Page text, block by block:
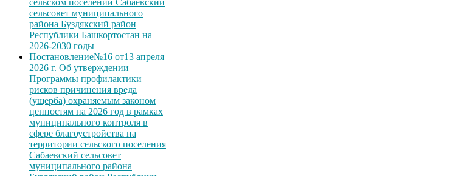
сельсовет муниципального
района Буздякский район
Республики Башкортостан на
2026-2030 годы
Постановление№16 от13 апреля
2026 г. Об утверждении
Программы профилактики
рисков причинения вреда
(ущерба) охраняемым законом
ценностям на 2026 год в рамках
муниципального контроля в
сфере благоустройства на
территории сельского поселения
Сабаевский сельсовет
муниципального района